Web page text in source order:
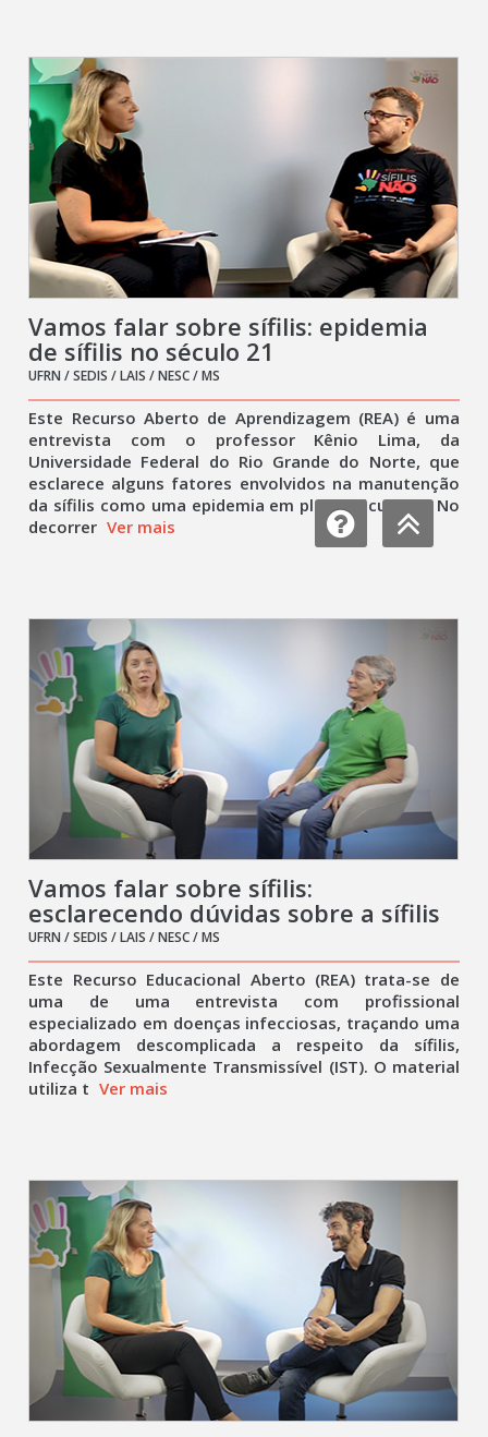
Vamos falar sobre sífilis: epidemia
de sífilis no século 21
UFRN / SEDIS / LAIS / NESC / MS
Este Recurso Aberto de Aprendizagem (REA) é uma
entrevista com o professor Kênio Lima, da
Universidade Federal do Rio Grande do Norte, que
esclarece alguns fatores envolvidos na manutenção
da sífilis como uma epidemia em pleno século 21. No
decorrer Ver mais
Vamos falar sobre sífilis:
esclarecendo dúvidas sobre a sífilis
UFRN / SEDIS / LAIS / NESC / MS
Este Recurso Educacional Aberto (REA) trata-se de
uma de uma entrevista com profissional
especializado em doenças infecciosas, traçando uma
abordagem descomplicada a respeito da sífilis,
Infecção Sexualmente Transmissível (IST). O material
utiliza t Ver mais